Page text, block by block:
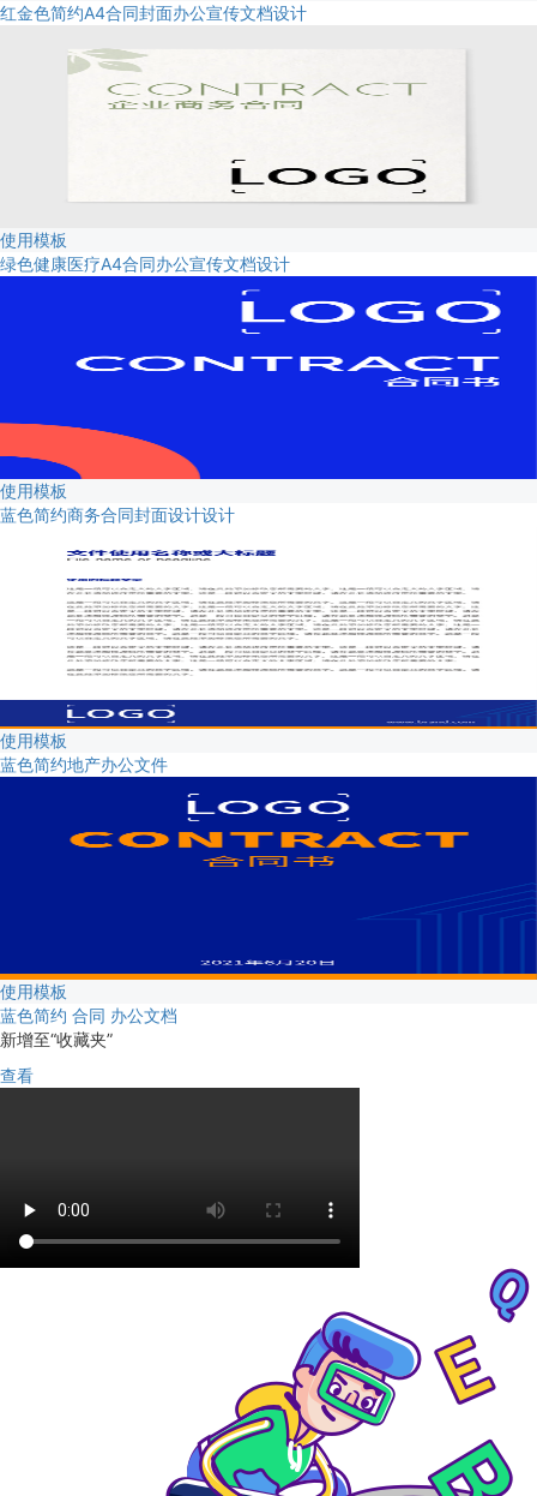
红金色简约A4合同封面办公宣传文档设计
使用模板
绿色健康医疗A4合同办公宣传文档设计
使用模板
蓝色简约商务合同封面设计设计
使用模板
蓝色简约地产办公文件
使用模板
蓝色简约 合同 办公文档
新增至“收藏夹”
查看